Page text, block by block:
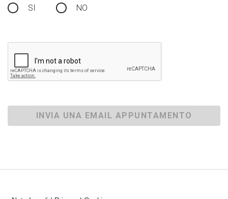
SI NO
INVIA UNA EMAIL APPUNTAMENTO